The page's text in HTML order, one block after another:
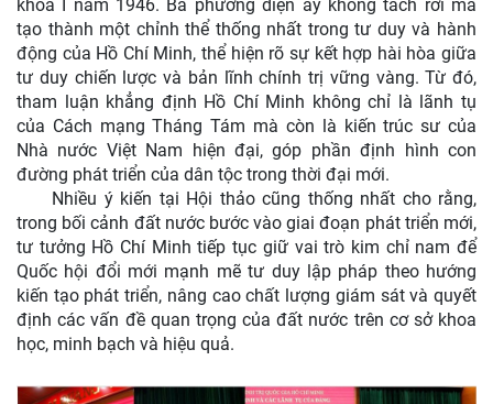
khóa I năm 1946. Ba phương diện ấy không tách rời mà
tạo thành một chỉnh thể thống nhất trong tư duy và hành
động của Hồ Chí Minh, thể hiện rõ sự kết hợp hài hòa giữa
tư duy chiến lược và bản lĩnh chính trị vững vàng. Từ đó,
tham luận khẳng định Hồ Chí Minh không chỉ là lãnh tụ
của Cách mạng Tháng Tám mà còn là kiến trúc sư của
Nhà nước Việt Nam hiện đại, góp phần định hình con
đường phát triển của dân tộc trong thời đại mới.
Nhiều ý kiến tại Hội thảo cũng thống nhất cho rằng,
trong bối cảnh đất nước bước vào giai đoạn phát triển mới,
tư tưởng Hồ Chí Minh tiếp tục giữ vai trò kim chỉ nam để
Quốc hội đổi mới mạnh mẽ tư duy lập pháp theo hướng
kiến tạo phát triển, nâng cao chất lượng giám sát và quyết
định các vấn đề quan trọng của đất nước trên cơ sở khoa
học, minh bạch và hiệu quả.